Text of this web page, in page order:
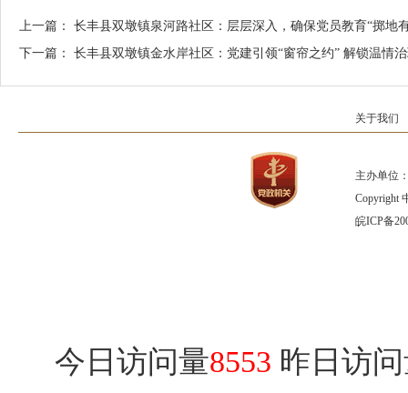
上一篇： 长丰县双墩镇泉河路社区：层层深入，确保党员教育“掷地
下一篇： 长丰县双墩镇金水岸社区：党建引领“窗帘之约” 解锁温情
关于我们
主办单位
Copyright
皖ICP备
今日访问量8553 昨日访